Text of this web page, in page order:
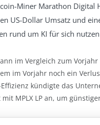
Miner Marathon
US-Dollar Umsatz und
rund um KI für sich
im Vergleich zum
im Vorjahr noch ein
kündigte das
MPLX LP an, um